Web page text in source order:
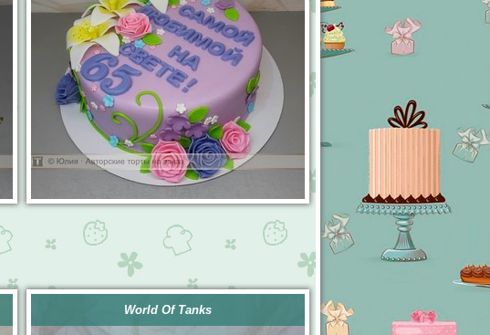
World Of Tanks